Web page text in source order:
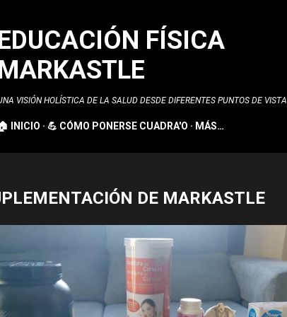
FÍSICA
VISIÓN HOLÍSTICA DE LA SALUD DESDE DIFERENTES PUNTOS DE VISTA
INICIO 💪 CÓMO PONERSE CUADRA'O MÁS…
DE MARKASTLE